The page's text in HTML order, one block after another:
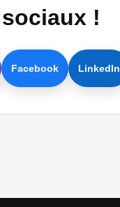
!
Facebook LinkedIn